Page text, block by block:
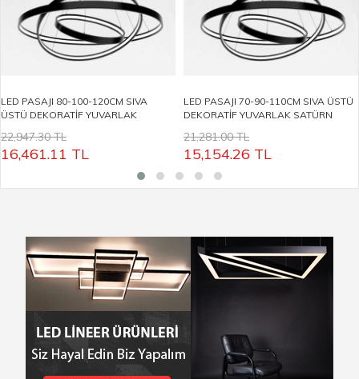
LED PASAJI 80-100-120CM SIVA
ÜSTÜ DEKORATİF YUVARLAK
22,947.30 TL
16,461.11 TL
LED PASAJI 70-90-110CM SIVA ÜSTÜ
DEKORATİF YUVARLAK SATÜRN
21,281.00 TL
15,154.26 TL